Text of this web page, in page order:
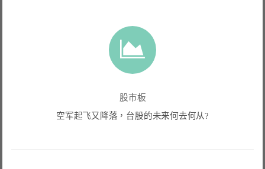
股市板
空军起飞又降落，台股的未来何去何从?